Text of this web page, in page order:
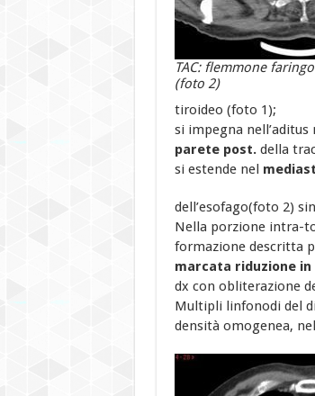
TAC: flemmone
(foto 2)
tiroideo (foto 1);
si impegna
parete post.della
si estende nel
dell’esofago(foto 2)
Nella porzione intra-
formazione descritta
marcata riduzione
dx con obliterazione
Multipli linfonodi del
densità omogenea,